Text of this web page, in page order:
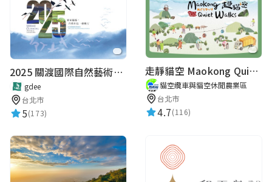
2025 關渡國際自然藝術季 Guandu International Nature Art Festival
gdee
台北市
5(173)
走靜貓空 Maokong Quiet Walks
貓空纜車與貓空休閒農業區
台北市
4.7(116)